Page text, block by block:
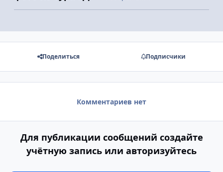
Поделиться Подписчики
Комментариев нет
Для публикации сообщений создайте
учётную запись или авторизуйтесь